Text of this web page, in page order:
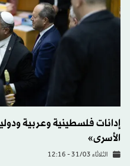
إدانات فلسطينية وعربية
الأسرى»
الثلاثاء 31/03 - 12:16